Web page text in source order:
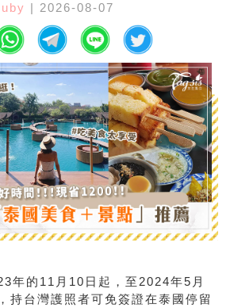
| 2026-08-07
年的11月10日起，至2024年5月
持台灣護照者可免簽證在泰國停留